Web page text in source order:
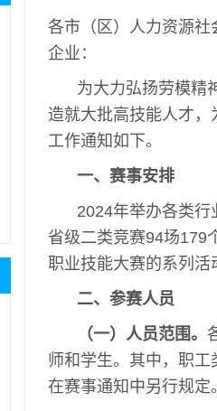
各市（区）人力资源
企业：
为大力弘扬劳模精
造就大批高技能人才
工作通知如下。
一、赛事安排
2024年举办各类
省级二类竞赛94场179
职业技能大赛的系列
二、参赛人员
（一）人员范围。
师和学生。其中，职
在赛事通知中另行规定